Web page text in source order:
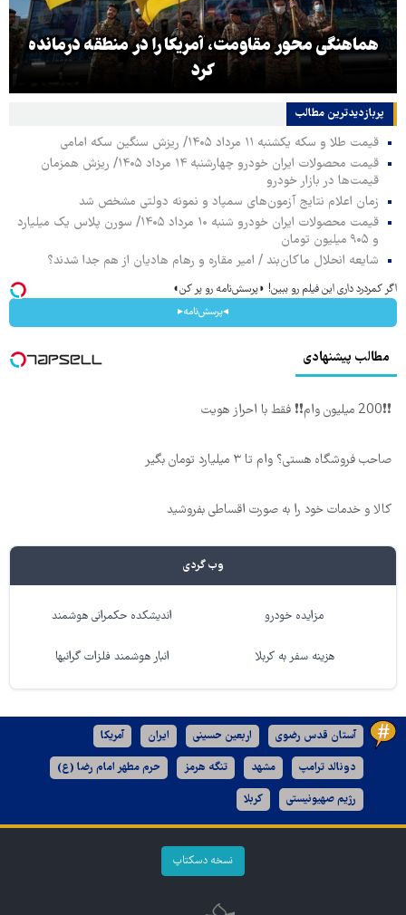
هماهنگی محور مقاومت، آمریکا را در منطقه درمانده
کرد
پربازدیدترین‌ مطالب
قیمت طلا و سکه یکشنبه ۱۱ مرداد ۱۴۰۵/ ریزش سنگین سکه امامی
قیمت محصولات ایران خودرو چهارشنبه ۱۴ مرداد ۱۴۰۵/ ریزش همزمان
قیمت‌ها در بازار خودرو
زمان اعلام نتایج آزمون‌های سمپاد و نمونه دولتی مشخص شد
قیمت محصولات ایران خودرو شنبه ۱۰ مرداد ۱۴۰۵/ سورن پلاس یک میلیارد
و ۹۰۵ میلیون تومان
شایعه انحلال ماکان‌بند / امیر مقاره و رهام هادیان از هم جدا شدند؟
اگر کمردرد داری این فیلم رو ببین! ◗پرسش‌نامه رو پر کن◖
◂پرسش‌نامه▸
مطالب پیشنهادی
❗❗200 میلیون وام❗❗ فقط با احراز هویت
صاحب فروشگاه هستی؟ وام تا ۳ میلیارد تومان بگیر
کالا و خدمات خود را به صورت اقساطی بفروشید
وب گردی
مزایده خودرو اندیشکده حکمرانی هوشمند
هزینه سفر به کربلا انبار هوشمند فلزات گرانبها
آستان قدس رضوی اربعین حسینی ایران آمریکا
دونالد ترامپ مشهد تنگه هرمز حرم مطهر امام رضا (ع)
رژیم صهیونیستی کربلا
نسخه دسکتاپ